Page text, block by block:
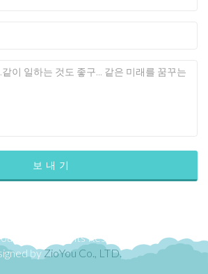
2014. All Rights Reserved.
byZioYou Co., LTD.